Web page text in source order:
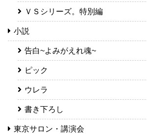
ＶＳシリーズ。特別編
小説
告白~よみがえれ魂~
ピック
ウレラ
書き下ろし
東京サロン・講演会